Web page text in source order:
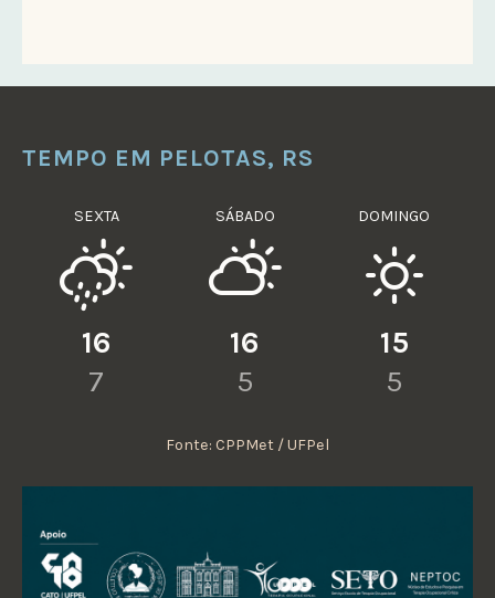
TEMPO EM PELOTAS, RS
SEXTA
16
7
SÁBADO
16
5
DOMINGO
15
5
Fonte: CPPMet / UFPel